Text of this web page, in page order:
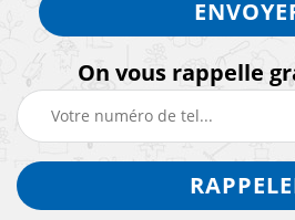
On vous rappelle